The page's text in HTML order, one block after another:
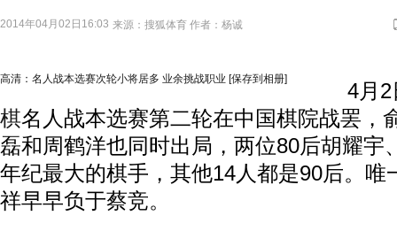
2014年04月02日16:03 来源： 搜狐体育 作者：杨诚
高清：名人战本选赛次轮小将居多 业余挑战职业 [保存到相册]
4月2
棋名人战本选赛第二轮在中国棋院战罢，
磊和周鹤洋也同时出局，两位80后胡耀宇
年纪最大的棋手，其他14人都是90后。唯
祥早早负于蔡竞。